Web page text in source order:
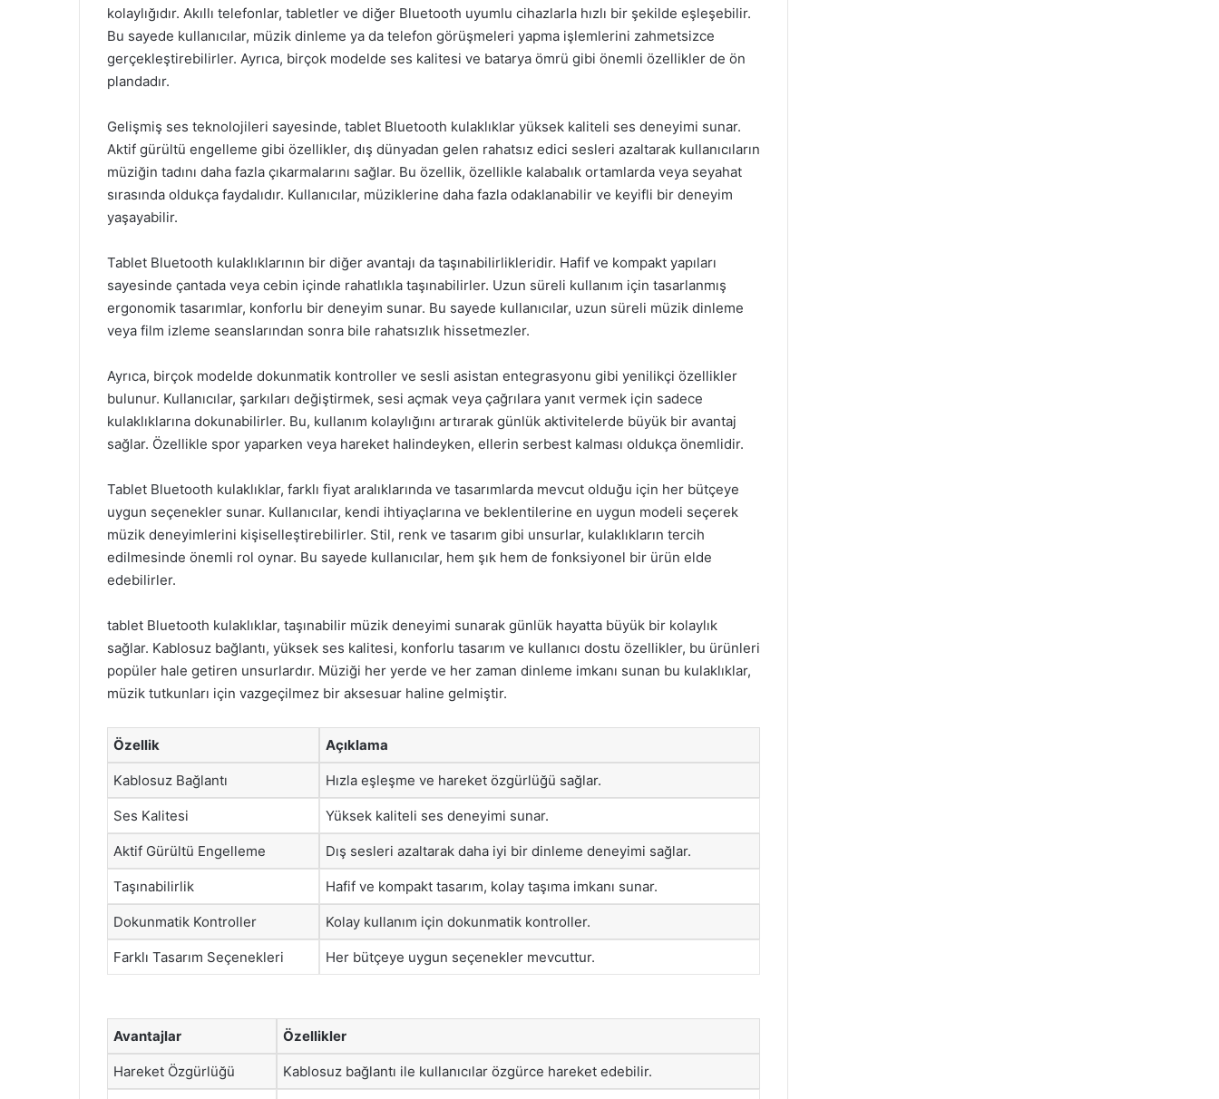
kolaylığıdır. Akıllı telefonlar, tabletler ve diğer Bluetooth uyumlu cihazlarla hızlı bir şekilde eşleşebilir.
Bu sayede kullanıcılar, müzik dinleme ya da telefon görüşmeleri yapma işlemlerini zahmetsizce
gerçekleştirebilirler. Ayrıca, birçok modelde ses kalitesi ve batarya ömrü gibi önemli özellikler de ön
plandadır.
Gelişmiş ses teknolojileri sayesinde, tablet Bluetooth kulaklıklar yüksek kaliteli ses deneyimi sunar.
Aktif gürültü engelleme gibi özellikler, dış dünyadan gelen rahatsız edici sesleri azaltarak kullanıcıların
müziğin tadını daha fazla çıkarmalarını sağlar. Bu özellik, özellikle kalabalık ortamlarda veya seyahat
sırasında oldukça faydalıdır. Kullanıcılar, müziklerine daha fazla odaklanabilir ve keyifli bir deneyim
yaşayabilir.
Tablet Bluetooth kulaklıklarının bir diğer avantajı da taşınabilirlikleridir. Hafif ve kompakt yapıları
sayesinde çantada veya cebin içinde rahatlıkla taşınabilirler. Uzun süreli kullanım için tasarlanmış
ergonomik tasarımlar, konforlu bir deneyim sunar. Bu sayede kullanıcılar, uzun süreli müzik dinleme
veya film izleme seanslarından sonra bile rahatsızlık hissetmezler.
Ayrıca, birçok modelde dokunmatik kontroller ve sesli asistan entegrasyonu gibi yenilikçi özellikler
bulunur. Kullanıcılar, şarkıları değiştirmek, sesi açmak veya çağrılara yanıt vermek için sadece
kulaklıklarına dokunabilirler. Bu, kullanım kolaylığını artırarak günlük aktivitelerde büyük bir avantaj
sağlar. Özellikle spor yaparken veya hareket halindeyken, ellerin serbest kalması oldukça önemlidir.
Tablet Bluetooth kulaklıklar, farklı fiyat aralıklarında ve tasarımlarda mevcut olduğu için her bütçeye
uygun seçenekler sunar. Kullanıcılar, kendi ihtiyaçlarına ve beklentilerine en uygun modeli seçerek
müzik deneyimlerini kişiselleştirebilirler. Stil, renk ve tasarım gibi unsurlar, kulaklıkların tercih
edilmesinde önemli rol oynar. Bu sayede kullanıcılar, hem şık hem de fonksiyonel bir ürün elde
edebilirler.
tablet Bluetooth kulaklıklar, taşınabilir müzik deneyimi sunarak günlük hayatta büyük bir kolaylık
sağlar. Kablosuz bağlantı, yüksek ses kalitesi, konforlu tasarım ve kullanıcı dostu özellikler, bu ürünleri
popüler hale getiren unsurlardır. Müziği her yerde ve her zaman dinleme imkanı sunan bu kulaklıklar,
müzik tutkunları için vazgeçilmez bir aksesuar haline gelmiştir.
Özellik Açıklama
Kablosuz Bağlantı Hızla eşleşme ve hareket özgürlüğü sağlar.
Ses Kalitesi Yüksek kaliteli ses deneyimi sunar.
Aktif Gürültü Engelleme Dış sesleri azaltarak daha iyi bir dinleme deneyimi sağlar.
Taşınabilirlik Hafif ve kompakt tasarım, kolay taşıma imkanı sunar.
Dokunmatik Kontroller Kolay kullanım için dokunmatik kontroller.
Farklı Tasarım Seçenekleri Her bütçeye uygun seçenekler mevcuttur.
Avantajlar Özellikler
Hareket Özgürlüğü Kablosuz bağlantı ile kullanıcılar özgürce hareket edebilir.